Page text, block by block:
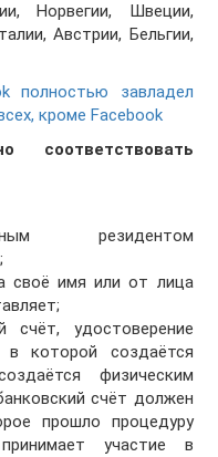
Норвегии, Швеции,
Австрии, Бельгии,
полностью завладел
кроме Facebook
соответствовать
резидентом
своё имя или от лица
счёт, удостоверение
которой создаётся
физическим
счёт должен
прошло процедуру
участие в